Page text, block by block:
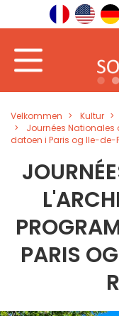
Velkommen Kultur
Journées
datoen i Paris og Ile-
PARIS